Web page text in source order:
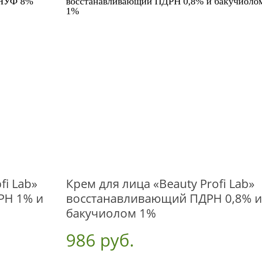
Lab»
1% и
Крем для лица «Beauty Profi Lab»
восстанавливающий ПДРН 0,8% и
бакучиолом 1%
986 руб.